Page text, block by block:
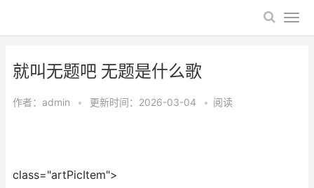
就叫无题吧 无题是什么歌
作者： admin • 更新时间：2026-03-04 • 阅读
class="artPicItem">